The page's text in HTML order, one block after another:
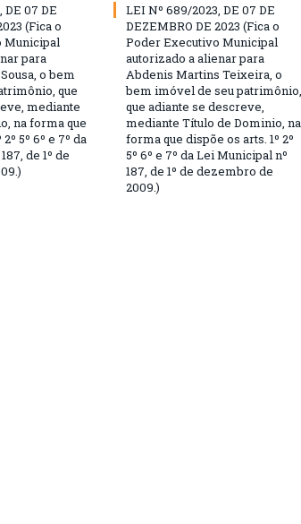
07 DE
(Fica o
Municipal
para
o bem
que
mediante
na forma que
5º 6º e 7º da
de 1º de
LEI Nº 689/2023, DE 07 DE
DEZEMBRO DE 2023 (Fica o
Poder Executivo Municipal
autorizado a alienar para
Abdenis Martins Teixeira, o
bem imóvel de seu patrimônio,
que adiante se descreve,
mediante Título de Dominio, na
forma que dispõe os arts. 1º 2º
5º 6º e 7º da Lei Municipal nº
187, de 1º de dezembro de
2009.)